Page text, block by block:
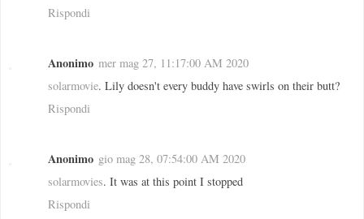
Rispondi
Anonimo mer mag 27, 11:17:00 AM 2020
solarmovie. Lily doesn't every buddy have swirls on their butt?
Rispondi
Anonimo gio mag 28, 07:54:00 AM 2020
solarmovies. It was at this point I stopped
Rispondi